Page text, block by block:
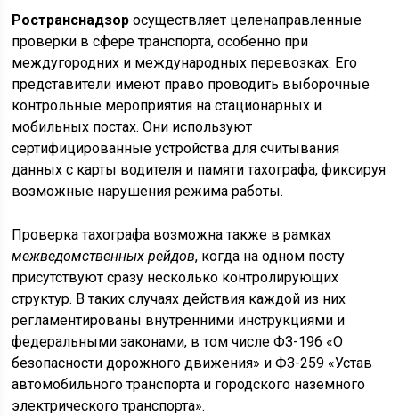
Ространснадзор осуществляет целенаправленные
проверки в сфере транспорта, особенно при
междугородних и международных перевозках. Его
представители имеют право проводить выборочные
контрольные мероприятия на стационарных и
мобильных постах. Они используют
сертифицированные устройства для считывания
данных с карты водителя и памяти тахографа, фиксируя
возможные нарушения режима работы.
Проверка тахографа возможна также в рамках
межведомственных рейдов, когда на одном посту
присутствуют сразу несколько контролирующих
структур. В таких случаях действия каждой из них
регламентированы внутренними инструкциями и
федеральными законами, в том числе ФЗ-196 «О
безопасности дорожного движения» и ФЗ-259 «Устав
автомобильного транспорта и городского наземного
электрического транспорта».